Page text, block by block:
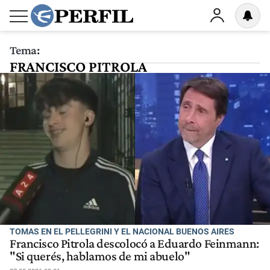
Tema:
FRANCISCO PITROLA
TOMAS EN EL PELLEGRINI Y EL NACIONAL BUENOS AIRES
Francisco Pitrola descolocó a Eduardo Feinmann:
"Si querés, hablamos de mi abuelo"